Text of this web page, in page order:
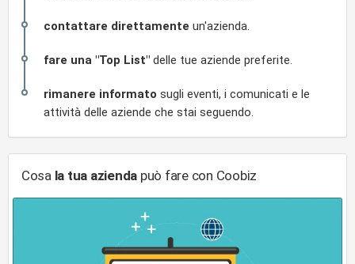
contattare direttamente un'azienda.
fare una "Top List" delle tue aziende preferite.
rimanere informato sugli eventi, i comunicati e le
attività delle aziende che stai seguendo.
Cosa la tua azienda può fare con Coobiz